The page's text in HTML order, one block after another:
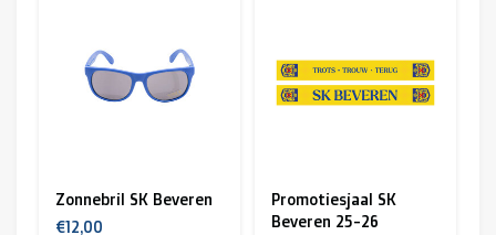
Zonnebril SK Beveren
€12,00
Promotiesjaal SK
Beveren 25-26